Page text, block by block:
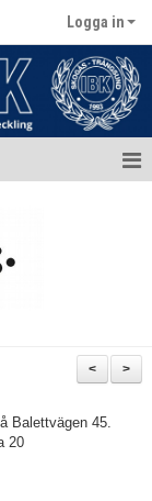
Logga in
>
<
Balettvägen 45.
20